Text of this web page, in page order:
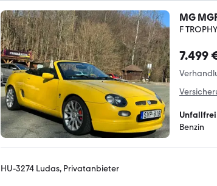
MG
F
7.499
Unfallfrei
Benzin
HU-3274 Ludas, Privatanbieter